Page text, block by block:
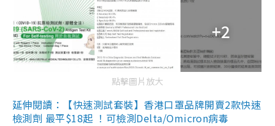
+2
點擊圖片放大
延伸閱讀：【快速測試套裝】香港口罩品牌開賣2款快速
檢測劑 最平$18起 ！可檢測Delta/Omicron病毒